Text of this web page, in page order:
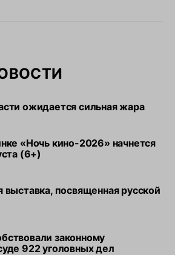
ожидается сильная жара
«Ночь кино-2026» начнется
(6+)
выставка, посвященная русской
законному
922 уголовных дел